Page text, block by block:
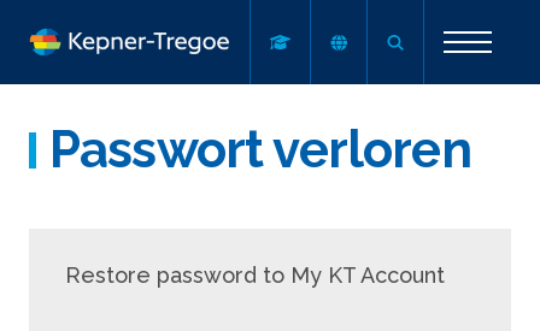
Passwort verloren
Restore password to My KT Account